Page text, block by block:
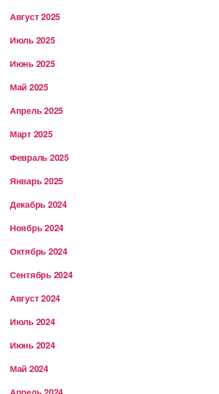
Август 2025
Июль 2025
Июнь 2025
Май 2025
Апрель 2025
Март 2025
Февраль 2025
Январь 2025
Декабрь 2024
Ноябрь 2024
Октябрь 2024
Сентябрь 2024
Август 2024
Июль 2024
Июнь 2024
Май 2024